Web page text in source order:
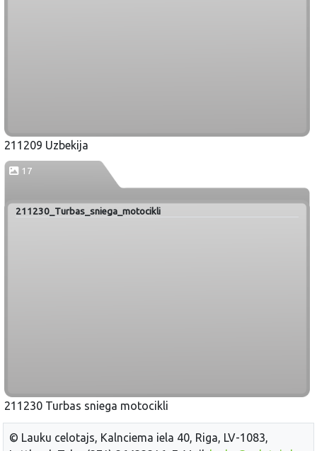
211209 Uzbekija
17
211230_Turbas_sniega_motocikli
211230 Turbas sniega motocikli
© Lauku celotajs, Kalnciema iela 40, Riga, LV-1083,